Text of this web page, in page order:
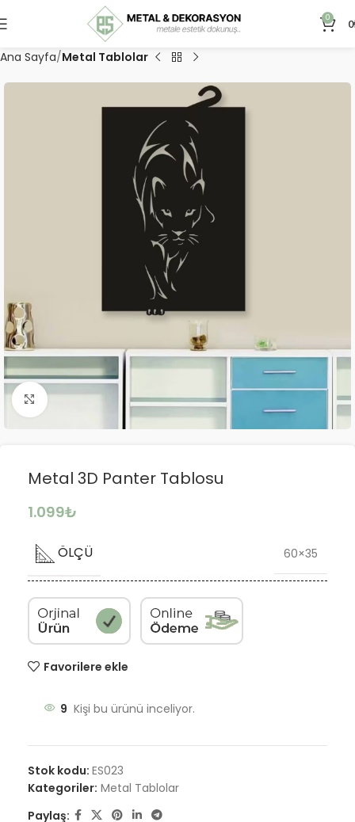
0 0
Ana Sayfa Metal Tablolar
Büyütmek için tıklayın
Metal 3D Panter Tablosu
1.099₺
ÖLÇÜ 60×35
Favorilere ekle
9 Kişi bu ürünü inceliyor.
Stok kodu: ES023
Kategoriler: Metal Tablolar
Paylaş: